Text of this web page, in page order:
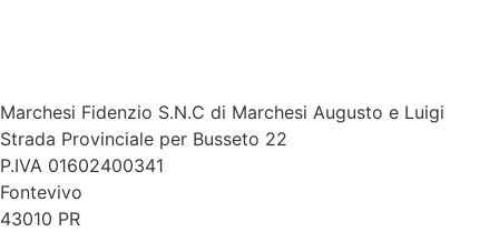
Marchesi Fidenzio S.N.C di Marchesi Augusto e Luigi​
Strada Provinciale per Busseto 22
P.IVA 01602400341
Fontevivo
43010 PR